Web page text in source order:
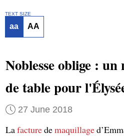
TEXT SIZE
aa AA
Noblesse oblige : un
de table pour
27 June 2018
Lafacturedemaquillage